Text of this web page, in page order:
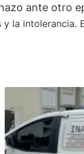
ante otro
la